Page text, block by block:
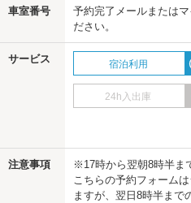
車室番号
予約完了メールまたは
ださい。
サービス 宿泊利用
24h入出庫
注意事項
※17時から翌朝8時半ま
こちらの予約フォーム
ますが、翌日8時半まで